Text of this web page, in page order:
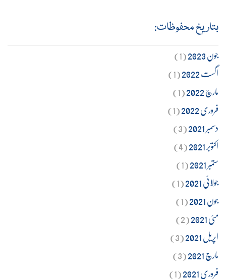
بتاریخ محفوظات:
جون 2023
(1)
اگست 2022
(1)
مارچ 2022
(1)
فروری 2022
(1)
دسمبر 2021
(3)
اکتوبر 2021
(4)
ستمبر 2021
(1)
جولائی 2021
(1)
جون 2021
(1)
مئی 2021
(2)
اپریل 2021
(3)
مارچ 2021
(3)
فروری 2021
(1)